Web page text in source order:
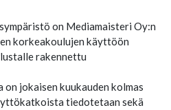
on Mediamaisteri Oy:n
korkeakoulujen käyttöön
rakennettu
jokaisen kuukauden kolmas
tiedotetaan sekä